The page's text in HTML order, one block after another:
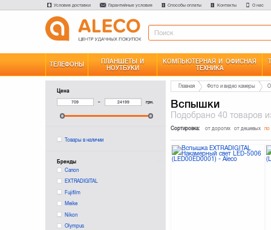
Условия доставки Гарантийные условия Способы оплаты Контакты О нас
ТЕЛЕФОНЫ
ПЛАНШЕТЫ И
НОУТБУКИ
КОМПЬЮТЕРНАЯ И ОФИСНАЯ
ТЕХНИКА
Цена
– грн.
Товары в наличии
Бренды
Canon
EXTRADIGITAL
Fujifilm
Meike
Nikon
Olympus
Главная Фото и видео камеры
Вспышки
Подобрано40 товаров
Сортировка: от дорогих от дешевых по